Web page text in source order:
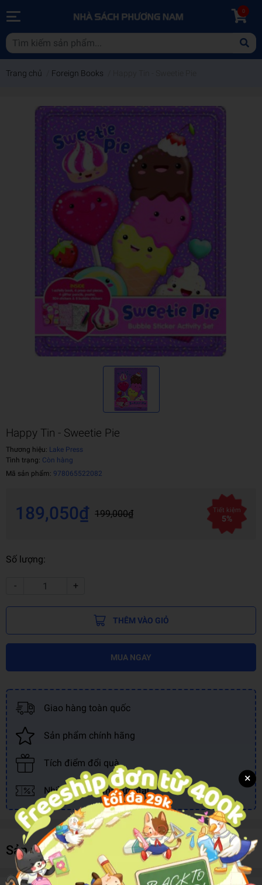
0
Trang chủ Foreign Books
Happy Tin - Sweetie Pie
Thương hiệu: Lake Press
Tình trạng: Còn hàng
Mã sản phẩm: 978065522082
189,050₫ 199,000₫ Tiết kiệm
5%
Số lượng:
- +
THÊM VÀO GIỎ
MUA NGAY
Giao hàng toàn quốc
Sản phẩm chính hãng
Tích điểm đổi quà
Nhiều khuyến mãi, ưu đãi
Sản phẩm cùng loại
×